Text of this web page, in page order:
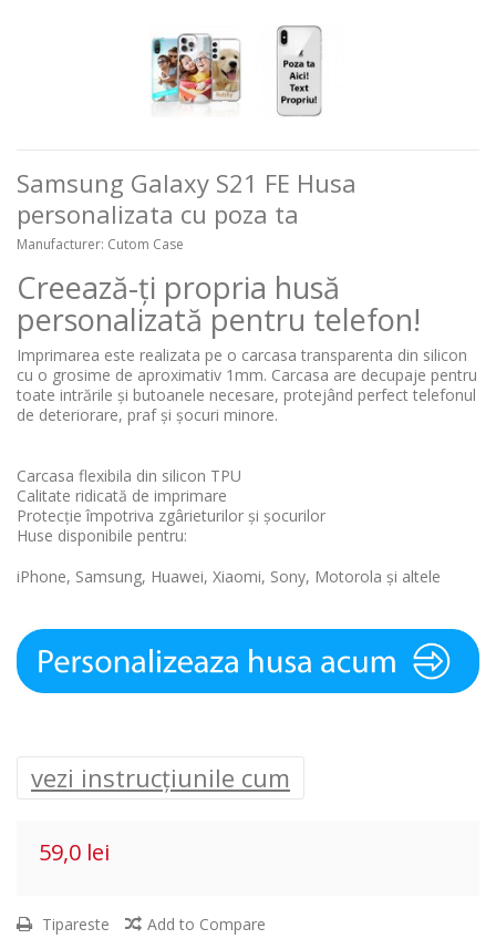
Samsung Galaxy S21 FE Husa
personalizata cu poza ta
Manufacturer: Cutom Case
Creează-ți propria husă
personalizată pentru telefon!
Imprimarea este realizata pe o carcasa transparenta din silicon
cu o grosime de aproximativ 1mm. Carcasa are decupaje pentru
toate intrările și butoanele necesare, protejând perfect telefonul
de deteriorare, praf și șocuri minore.
Carcasa flexibila din silicon TPU
Calitate ridicată de imprimare
Protecție împotriva zgârieturilor și șocurilor
Huse disponibile pentru:
iPhone, Samsung, Huawei, Xiaomi, Sony, Motorola și altele
vezi instrucțiunile cum
59,0 lei
Tipareste Add to Compare